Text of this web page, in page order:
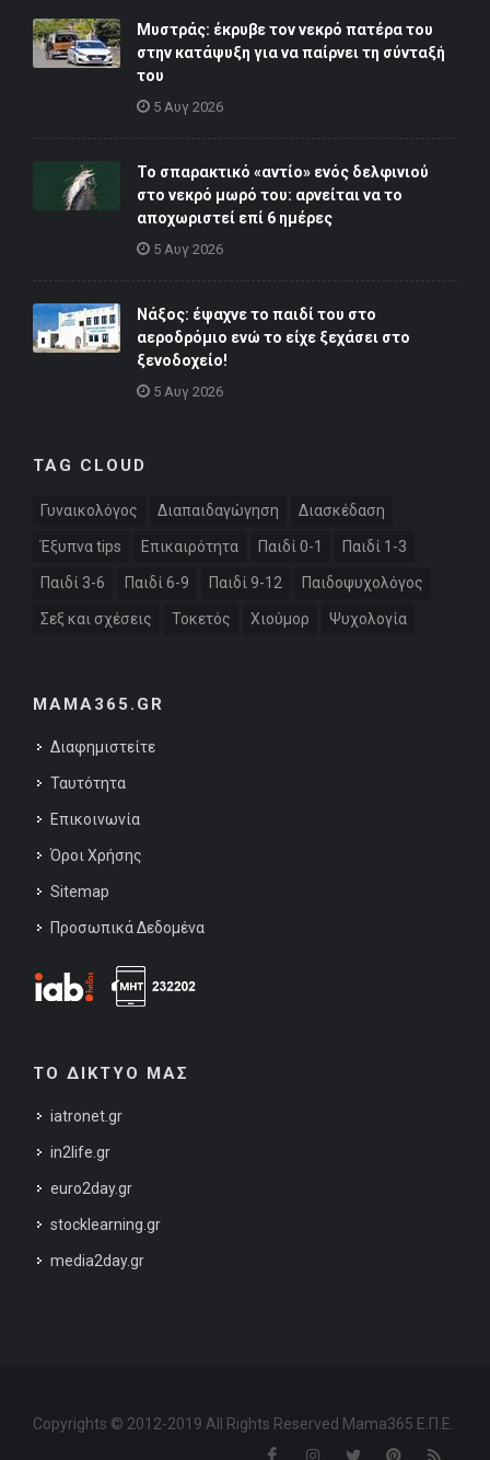
Μυστράς: έκρυβε τον νεκρό πατέρα του
στην κατάψυξη για να παίρνει τη σύνταξή
του
5 Αυγ 2026
Το σπαρακτικό «αντίο» ενός δελφινιού
στο νεκρό μωρό του: αρνείται να το
αποχωριστεί επί 6 ημέρες
5 Αυγ 2026
Νάξος: έψαχνε το παιδί του στο
αεροδρόμιο ενώ το είχε ξεχάσει στο
ξενοδοχείο!
5 Αυγ 2026
TAG CLOUD
Γυναικολόγος Διαπαιδαγώγηση Διασκέδαση
Έξυπνα tips Επικαιρότητα Παιδί 0-1 Παιδί 1-3
Παιδί 3-6 Παιδί 6-9 Παιδί 9-12 Παιδοψυχολόγος
Σεξ και σχέσεις Τοκετός Χιούμορ Ψυχολογία
MAMA365.GR
Διαφημιστείτε
Ταυτότητα
Επικοινωνία
Όροι Χρήσης
Sitemap
Προσωπικά Δεδομένα
ΤΟ ΔΙΚΤΥΟ ΜΑΣ
iatronet.gr
in2life.gr
euro2day.gr
stocklearning.gr
media2day.gr
Copyrights © 2012-2019 All Rights Reserved Mama365 Ε.Π.Ε.